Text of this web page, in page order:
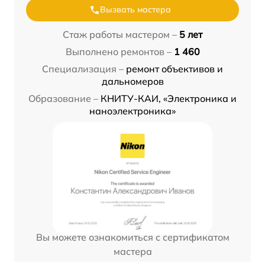
Вызвать мастера
Стаж работы мастером – 5 лет
Выполнено ремонтов – 1 460
Специализация – ремонт объективов и
дальномеров
Образование – КНИТУ-КАИ, «Электроника и
наноэлектроника»
Вы можете ознакомиться с сертификатом
мастера